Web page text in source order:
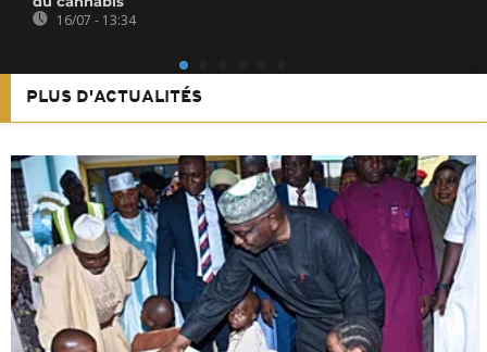
16/07 - 13:34
PLUS D'ACTUALITÉS